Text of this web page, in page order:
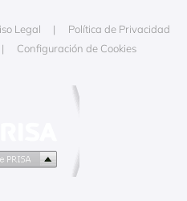
Legal
Política de Privacidad
Configuración de Cookies